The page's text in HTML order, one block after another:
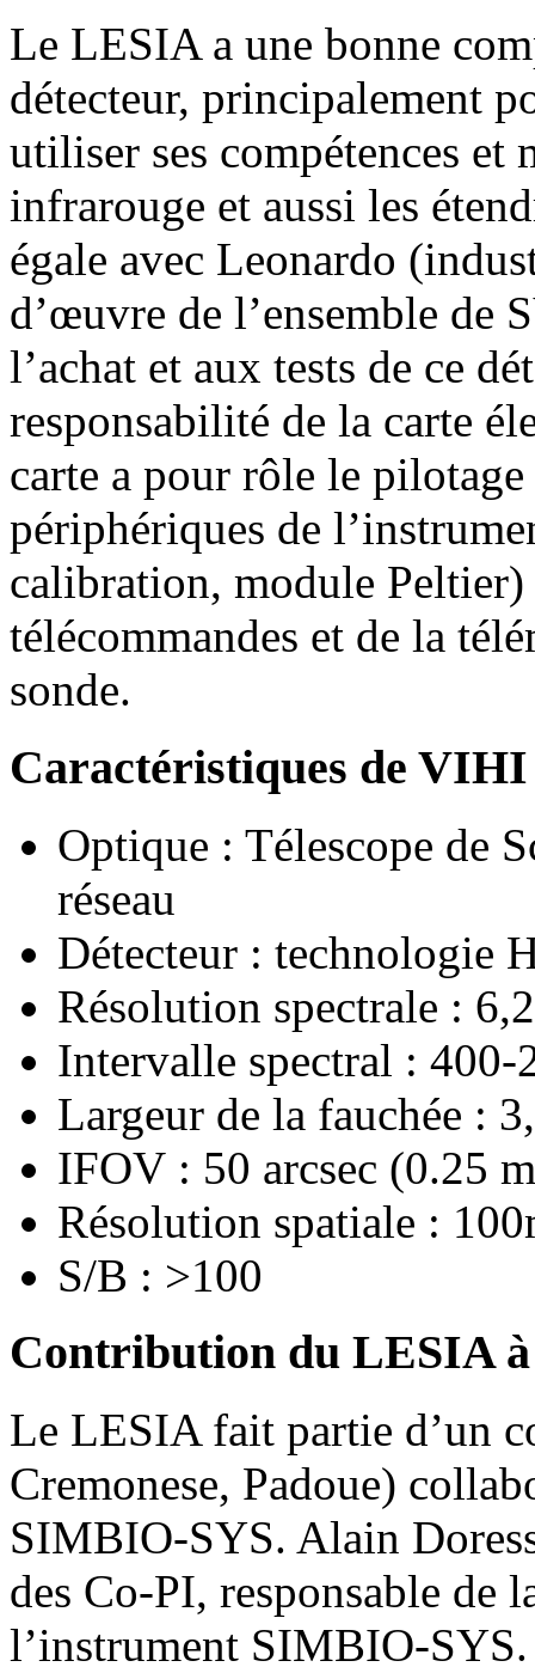
Le LESIA a une bonne
détecteur, principalement
utiliser ses compétences et
infrarouge et aussi les
égale avec Leonardo
d’œuvre de l’ensemble
l’achat et aux tests de ce
responsabilité de la carte
carte a pour rôle le
périphériques de
calibration, module
télécommandes et de la
sonde.
Caractéristiques de VIHI
Optique : Télescope de
réseau
Détecteur : technologie
Résolution spectrale :
Intervalle spectral : 400-
Largeur de la fauchée :
IFOV : 50 arcsec (0.25
Résolution spatiale :
S/B : >100
Contribution du LESIA
Le LESIA fait partie d’un
Cremonese, Padoue)
SIMBIO-SYS. Alain
des Co-PI, responsable
l’instrument SIMBIO-SYS.